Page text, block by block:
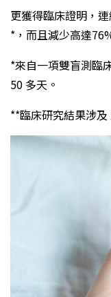
更獲得臨床證明，
*，而且減少高達
*來自一項雙盲測臨
50 多天。
**臨床研究結果涉